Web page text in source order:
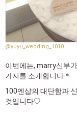
@yuyu_wedding_1010
이번에는, marry신부
가지를 소개합니다＊
100엔샵의 대단함과
것입니다♡